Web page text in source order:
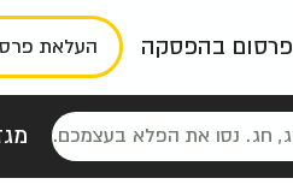
פרסום בהפסקה העלאת
כרזות טיפוגרפי